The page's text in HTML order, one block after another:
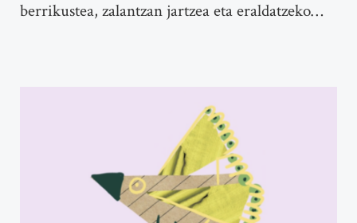
berrikustea, zalantzan jartzea eta eraldatzeko…